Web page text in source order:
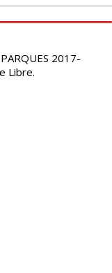
2017-
Libre.